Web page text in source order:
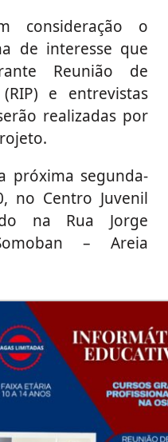
consideração o
de interesse que
Reunião de
e entrevistas
realizadas por
próxima segunda-
no Centro Juvenil
na Rua Jorge
– Areia